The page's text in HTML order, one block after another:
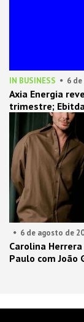
IN BUSINESS 6
Axia Energia
trimestre;
6 de agosto de
Carolina
Paulo com João